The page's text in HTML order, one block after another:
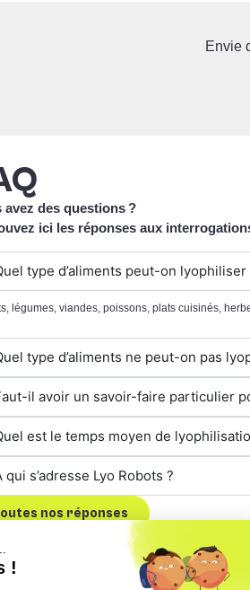
Envie
avez des questions ?
ici les réponses aux
type d’aliments peut-on lyophiliser
légumes, viandes, poissons, plats cuisinés,
type d’aliments ne peut-on pas
il avoir un savoir-faire particulier
est le temps moyen de
qui s’adresse Lyo Robots ?
nos réponses